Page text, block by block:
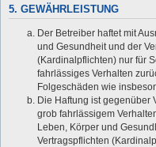
5. GEWÄHRLEISTUNG
Der Betreiber haftet mit
und Gesundheit und der
(Kardinalpflichten) nur für
fahrlässiges Verhalten
Folgeschäden wie
Die Haftung ist gegenüber
grob fahrlässigem
Leben, Körper und
Vertragspflichten